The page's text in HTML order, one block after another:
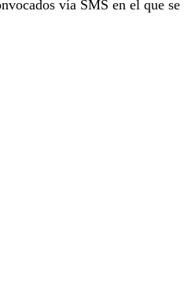
vía SMS en el que